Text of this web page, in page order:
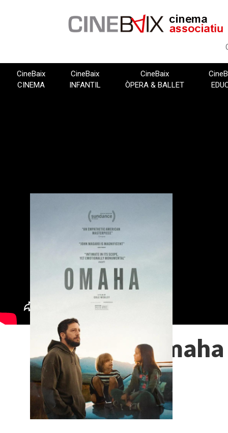
CineBaix
CINEMA
CineBaix
INFANTIL
CineBaix
ÒPERA & BALLET
Omaha